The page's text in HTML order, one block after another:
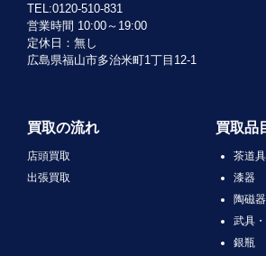
TEL:0120-510-831
営業時間 10:00～19:00
定休日：無し
広島県福山市多治米町1丁目12-1
買取の流れ
店頭買取
出張買取
買取品
茶道
漆器
陶磁
武具
銀瓶